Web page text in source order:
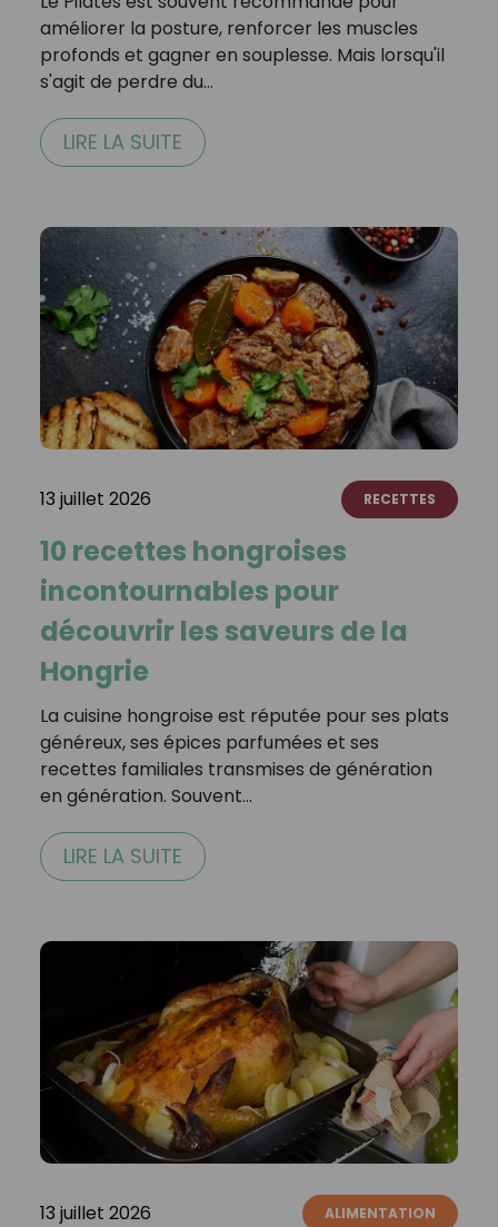
améliorer la posture, renforcer les muscles
profonds et gagner en souplesse. Mais lorsqu'il
s'agit de perdre du…
LIRE LA SUITE
13 juillet 2026 RECETTES
10 recettes hongroises
incontournables pour
découvrir les saveurs de la
Hongrie
La cuisine hongroise est réputée pour ses plats
généreux, ses épices parfumées et ses
recettes familiales transmises de génération
en génération. Souvent…
LIRE LA SUITE
13 juillet 2026 ALIMENTATION